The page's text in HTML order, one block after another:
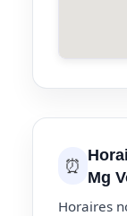
⏰ Mg
Horaires